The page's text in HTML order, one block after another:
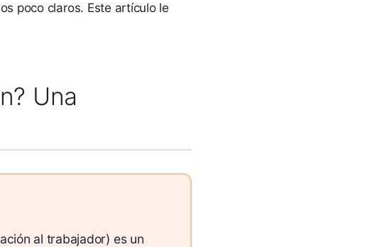
poco claros. Este artículo le
Una
al trabajador) es un